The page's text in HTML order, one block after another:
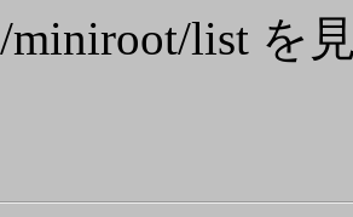
miniroot/list を